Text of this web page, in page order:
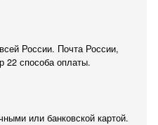
России. Почта России,
способа оплаты.
или банковской картой.